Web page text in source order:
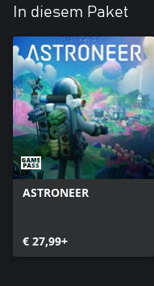
In diesem Paket
ASTRONEER
€ 27,99+